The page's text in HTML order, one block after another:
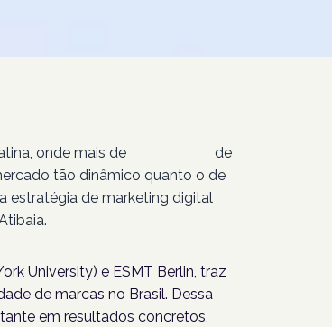
onde mais de
de
tão dinâmico quanto o de
estratégia de marketing digital
University) e ESMT Berlin, traz
de marcas no Brasil. Dessa
em resultados concretos,